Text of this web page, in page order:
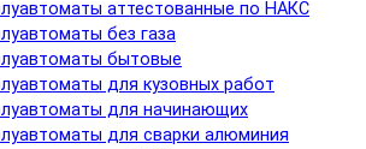
аттестованные по НАКС
без газа
бытовые
для кузовных работ
для начинающих
для сварки алюминия